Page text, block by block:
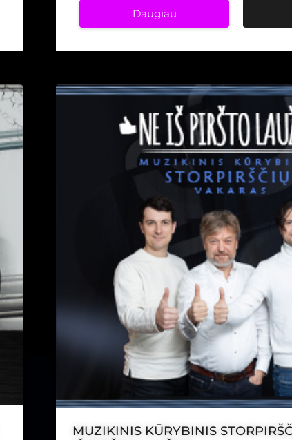
Daugiau
MUZIKINIS KŪRYBINIS